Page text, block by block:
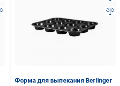
Форма для выпекания Berlinger